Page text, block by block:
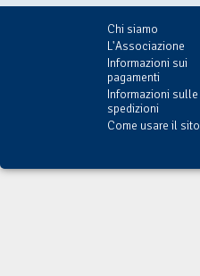
Chi siamo
L'Associazione
Informazioni sui
pagamenti
Informazioni sulle
spedizioni
Come usare il sito